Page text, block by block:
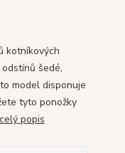
kotníkových
šedé,
model disponuje
tyto ponožky
celý popis